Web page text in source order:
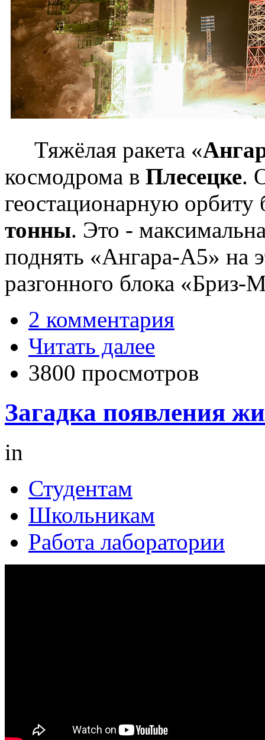
Тяжёлая ракета «
космодрома в Плесецке.
геостационарную орбиту
тонны. Это -
поднять «Ангара-А5» на
разгонного блока «Бриз-
2 комментария
Читать далее
3800 просмотров
Загадка появления
in
Студентам
Школьникам
Работа лаборатории